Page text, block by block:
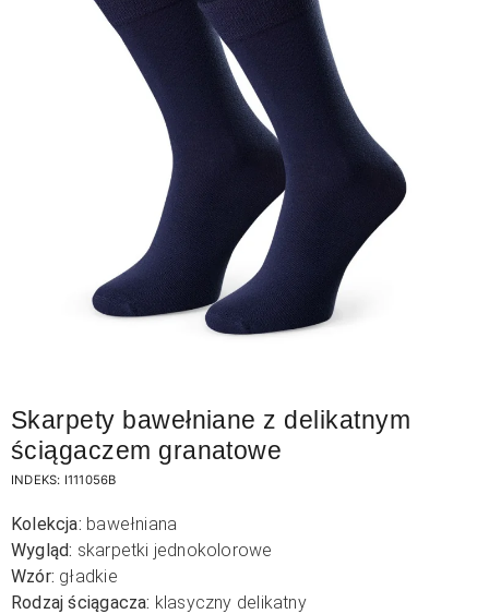
Skarpety bawełniane z delikatnym
ściągaczem granatowe
INDEKS: I111056B
Kolekcja: bawełniana
Wygląd: skarpetki jednokolorowe
Wzór: gładkie
Rodzaj ściągacza: klasyczny delikatny